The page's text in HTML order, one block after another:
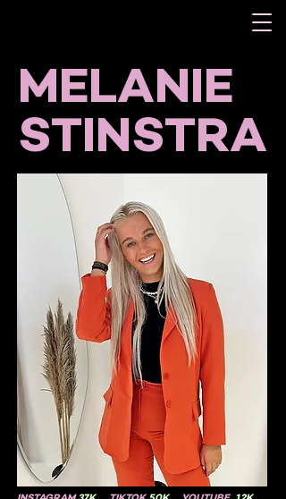
MELANIE
STINSTRA